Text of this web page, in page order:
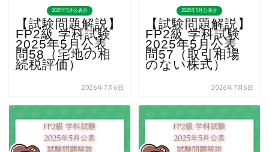
2025年5月公表分
【試験問題解説】
FP2級 学科試験
2025年5月公表
問58（宅地の相
続税評価）
2026年7月6日
2025年5月公表分
【試験問題解説】
FP2級 学科試験
2025年5月公表
問57（取引相場
のない株式）
2026年7月6日